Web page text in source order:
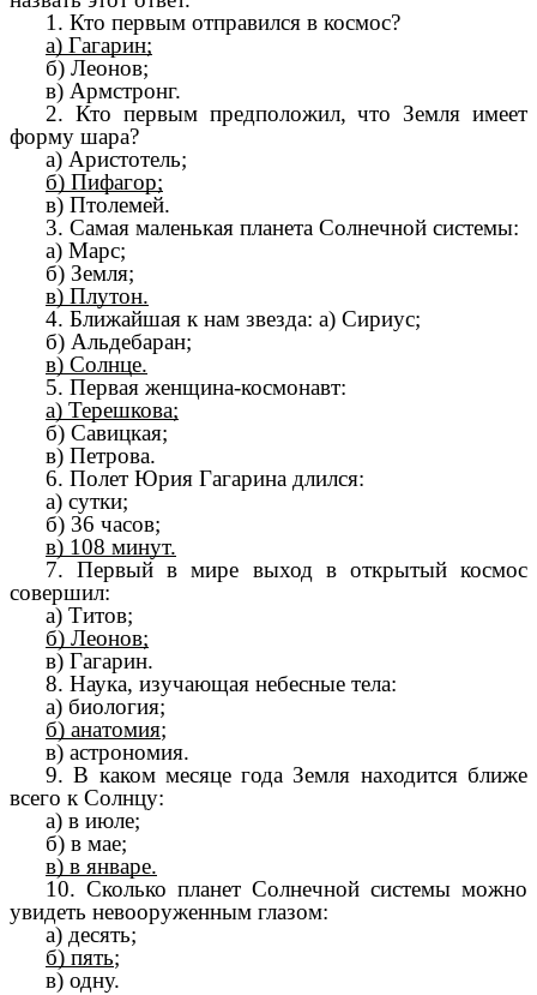
1. Кто первым отправился в космос?
а) Гагарин;
б) Леонов;
в) Армстронг.
2. Кто первым предположил, что Земля имеет
форму шара?
а) Аристотель;
б) Пифагор;
в) Птолемей.
3. Самая маленькая планета Солнечной системы:
а) Марс;
б) Земля;
в) Плутон.
4. Ближайшая к нам звезда: а) Сириус;
б) Альдебаран;
в) Солнце.
5. Первая женщина-космонавт:
а) Терешкова;
б) Савицкая;
в) Петрова.
6. Полет Юрия Гагарина длился:
а) сутки;
б) 36 часов;
в) 108 минут.
7. Первый в мире выход в открытый космос
совершил:
а) Титов;
б) Леонов;
в) Гагарин.
8. Наука, изучающая небесные тела:
а) биология;
б) анатомия;
в) астрономия.
9. В каком месяце года Земля находится ближе
всего к Солнцу:
а) в июле;
б) в мае;
в) в январе.
10. Сколько планет Солнечной системы можно
увидеть невооруженным глазом:
а) десять;
б) пять;
в) одну.